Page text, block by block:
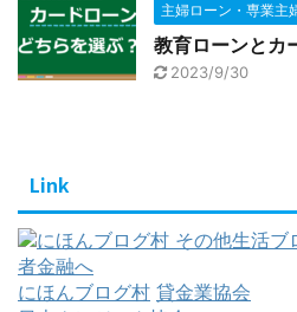
主婦ローン・専業主
教育ローンとカ
2023/9/30
Link
にほんブログ村 貸金業協会